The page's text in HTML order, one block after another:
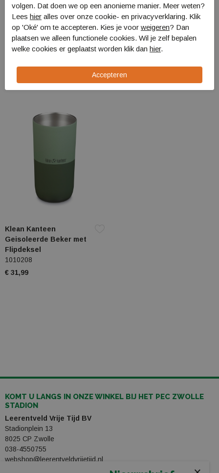
Klean Kanteen
Geisoleerde Wijnbeker
€ 26,99
Klean Kanteen
Geisoleerde Mok met
1010196
€ 34,99
Klean Kanteen
Geisoleerde Beker met
Flipdeksel
1010208
€ 31,99
KOMT U LANGS IN ONZE WINKEL BIJ HET PEC ZWOLLE
STADION
Leerentveld Vrije Tijd BV
Stadionplein 13
8025 CP Zwolle
038-4550755
webshop@leerentveldvrijetijd.nl
volgen. Dat doen we op een anonieme manier. Meer weten?
Lees hier alles over onze cookie- en privacyverklaring. Klik
op 'Oké' om te accepteren. Kies je voor weigeren? Dan
plaatsen we alleen functionele cookies. Wil je zelf bepalen
welke cookies er geplaatst worden klik dan hier.